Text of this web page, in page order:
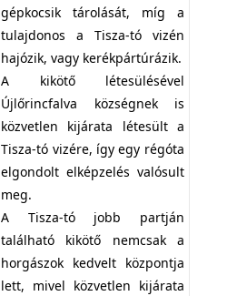
gépkocsik tárolását, míg a
tulajdonos a Tisza-tó vizén
hajózik, vagy kerékpártúrázik.
A kikötő létesülésével
Újlőrincfalva községnek is
közvetlen kijárata létesült a
Tisza-tó vizére, így egy régóta
elgondolt elképzelés valósult
meg.
A Tisza-tó jobb partján
található kikötő nemcsak a
horgászok kedvelt központja
lett, mivel közvetlen kijárata